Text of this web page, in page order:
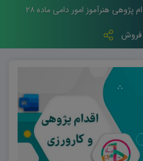
پژوهی هنرآموز امور دامی ماده ۲۸